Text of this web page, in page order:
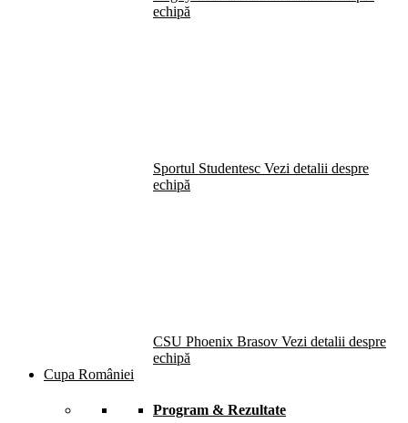
echipă
Sportul Studentesc Vezi detalii despre
echipă
CSU Phoenix Brasov Vezi detalii despre
echipă
Cupa României
Program & Rezultate